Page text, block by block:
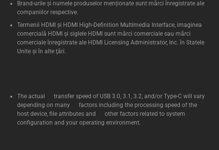
Brand-urile și numele produselor menționate sunt mărci înregistrate ale
companiilor respective.
Termenii HDMI și HDMI High-Definition Multimedia Interface, imaginea
comercială HDMI şi siglele HDMI sunt mărci comerciale sau mărci
comerciale înregistrate ale HDMI Licensing Administrator, Inc. în Statele
Unite şi în alte ţări.
The actual transfer speed of USB 3.0, 3.1, 3.2, and/or Type-C will vary
depending on many factors including the processing speed of the
host device, file attributes and other factors related to system
configuration and your operating environment.